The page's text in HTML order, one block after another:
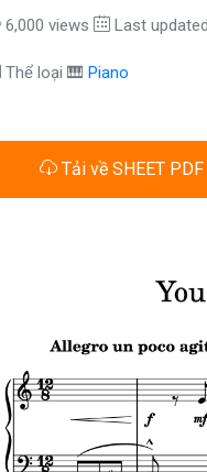
6,000 views Last
Thể loại 🎹 Piano
Tải về SHEET PDF